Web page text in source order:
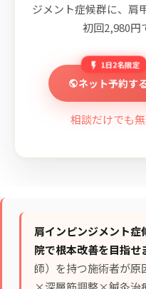
ジメント症候群に、肩
初回2,980円
1日2名限定
ネット予約す
相談だけでも
肩インピンジメント
院で根本改善を目指せ
師）を持つ施術者が原